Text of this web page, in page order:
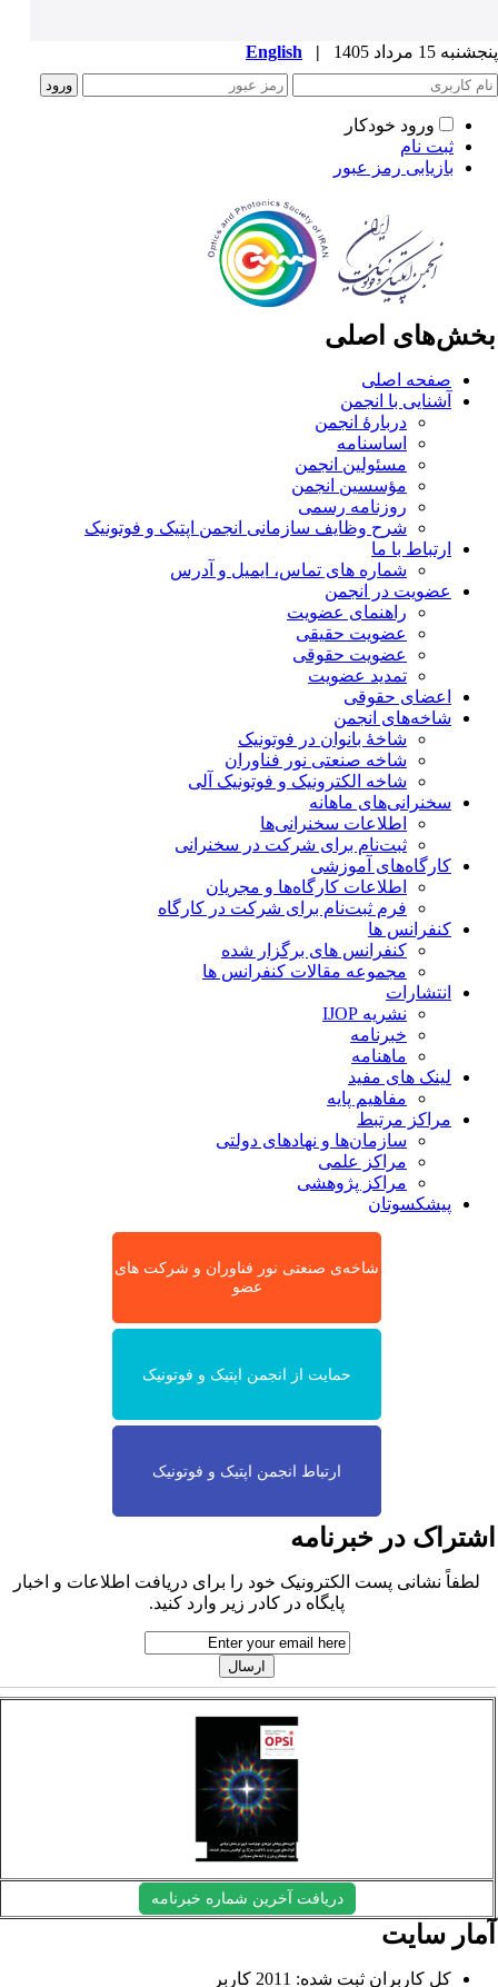
15 مرداد 1405 |
English
ورود خودکار
ثبت نام
بازیابی رمز عبور
اصلی
صفحه اصلی
آشنایی با انجمن
دربارۀ انجمن
اساسنامه
مسئولین انجمن
مؤسسین انجمن
روزنامه رسمی
شرح وظایف سازمانی انجمن اپتیک و فوتونیک
ارتباط با ما
شماره های تماس، ایمیل و آدرس
عضویت در انجمن
راهنمای عضویت
عضویت حقیقی
عضویت حقوقی
تمدید عضویت
اعضای حقوقی
شاخه‌های انجمن
شاخۀ بانوان در فوتونیک
شاخه صنعتی نور فناوران
شاخه‌ الکترونیک و فوتونیک آلی
سخنرانی‌های ماهانه
اطلاعات سخنرانی‌‌ها
ثبت‌نام برای شرکت در سخنرانی
کارگاه‌های آموزشی
اطلاعات کارگاه‌ها و مجریان
فرم ثبت‌نام برای شرکت در کارگاه
کنفرانس ها
کنفرانس های برگزار شده
مجموعه مقالات کنفرانس ها
انتشارات
نشریه IJOP
خبرنامه
ماهنامه
لینک های مفید
مفاهیم پایه
مراکز مرتبط
سازمان‌ها و نهادهای دولتی
مراکز علمی
مراکز پژوهشی
پیشکسوتان
شاخه‌ی صنعتی نور فناوران و شرکت های
عضو
حمایت از انجمن اپتیک و فوتونیک
ارتباط انجمن اپتیک و فوتونیک
در خبرنامه
لطفاً نشانی پست الکترونیک خود را برای دریافت اطلاعات و اخبار
پایگاه در کادر زیر وارد کنید.
دریافت آخرین شماره خبرنامه
سایت
کل کاربران ثبت شده: 2011 کاربر